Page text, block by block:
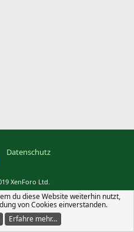
Datenschutz
XenForo Ltd.
du diese Website weiterhin nutzt,
von Cookies einverstanden.
Erfahre mehr…